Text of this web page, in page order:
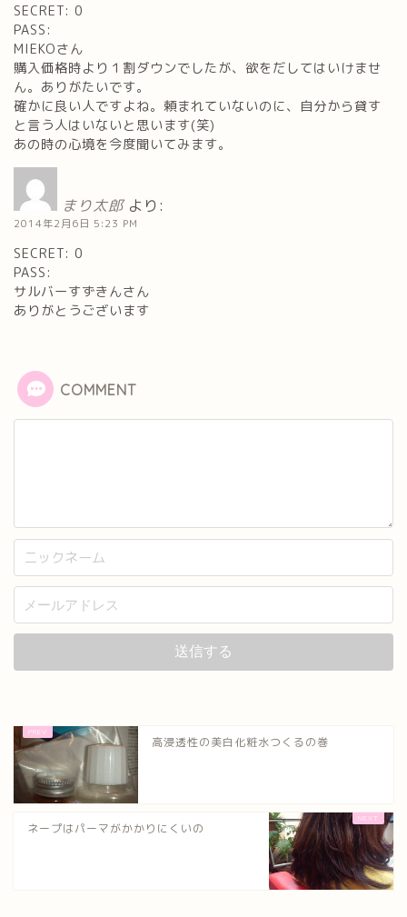
SECRET: 0
PASS:
MIEKOさん
購入価格時より１割ダウンでしたが、欲をだしてはいけませ
ん。ありがたいです。
確かに良い人ですよね。頼まれていないのに、自分から貸す
と言う人はいないと思います(笑)
あの時の心境を今度聞いてみます。
まり太郎 より:
2014年2月6日 5:23 PM
SECRET: 0
PASS:
サルバーすずきんさん
ありがとうございます
COMMENT
高浸透性の美白化粧水つくるの巻
ネープはパーマがかかりにくいの